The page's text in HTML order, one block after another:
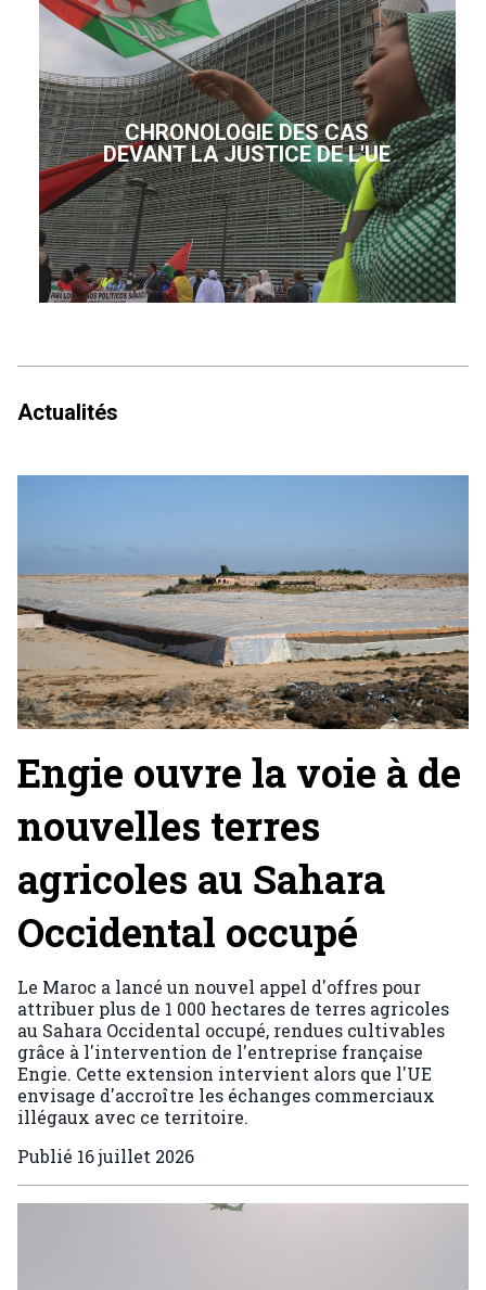
CHRONOLOGIE DES CAS
DEVANT LA JUSTICE DE L'UE
Actualités
Engie ouvre la voie à de
nouvelles terres
agricoles au Sahara
Occidental occupé
Le Maroc a lancé un nouvel appel d'offres pour
attribuer plus de 1 000 hectares de terres agricoles
au Sahara Occidental occupé, rendues cultivables
grâce à l'intervention de l'entreprise française
Engie. Cette extension intervient alors que l'UE
envisage d'accroître les échanges commerciaux
illégaux avec ce territoire.
Publié 16 juillet 2026